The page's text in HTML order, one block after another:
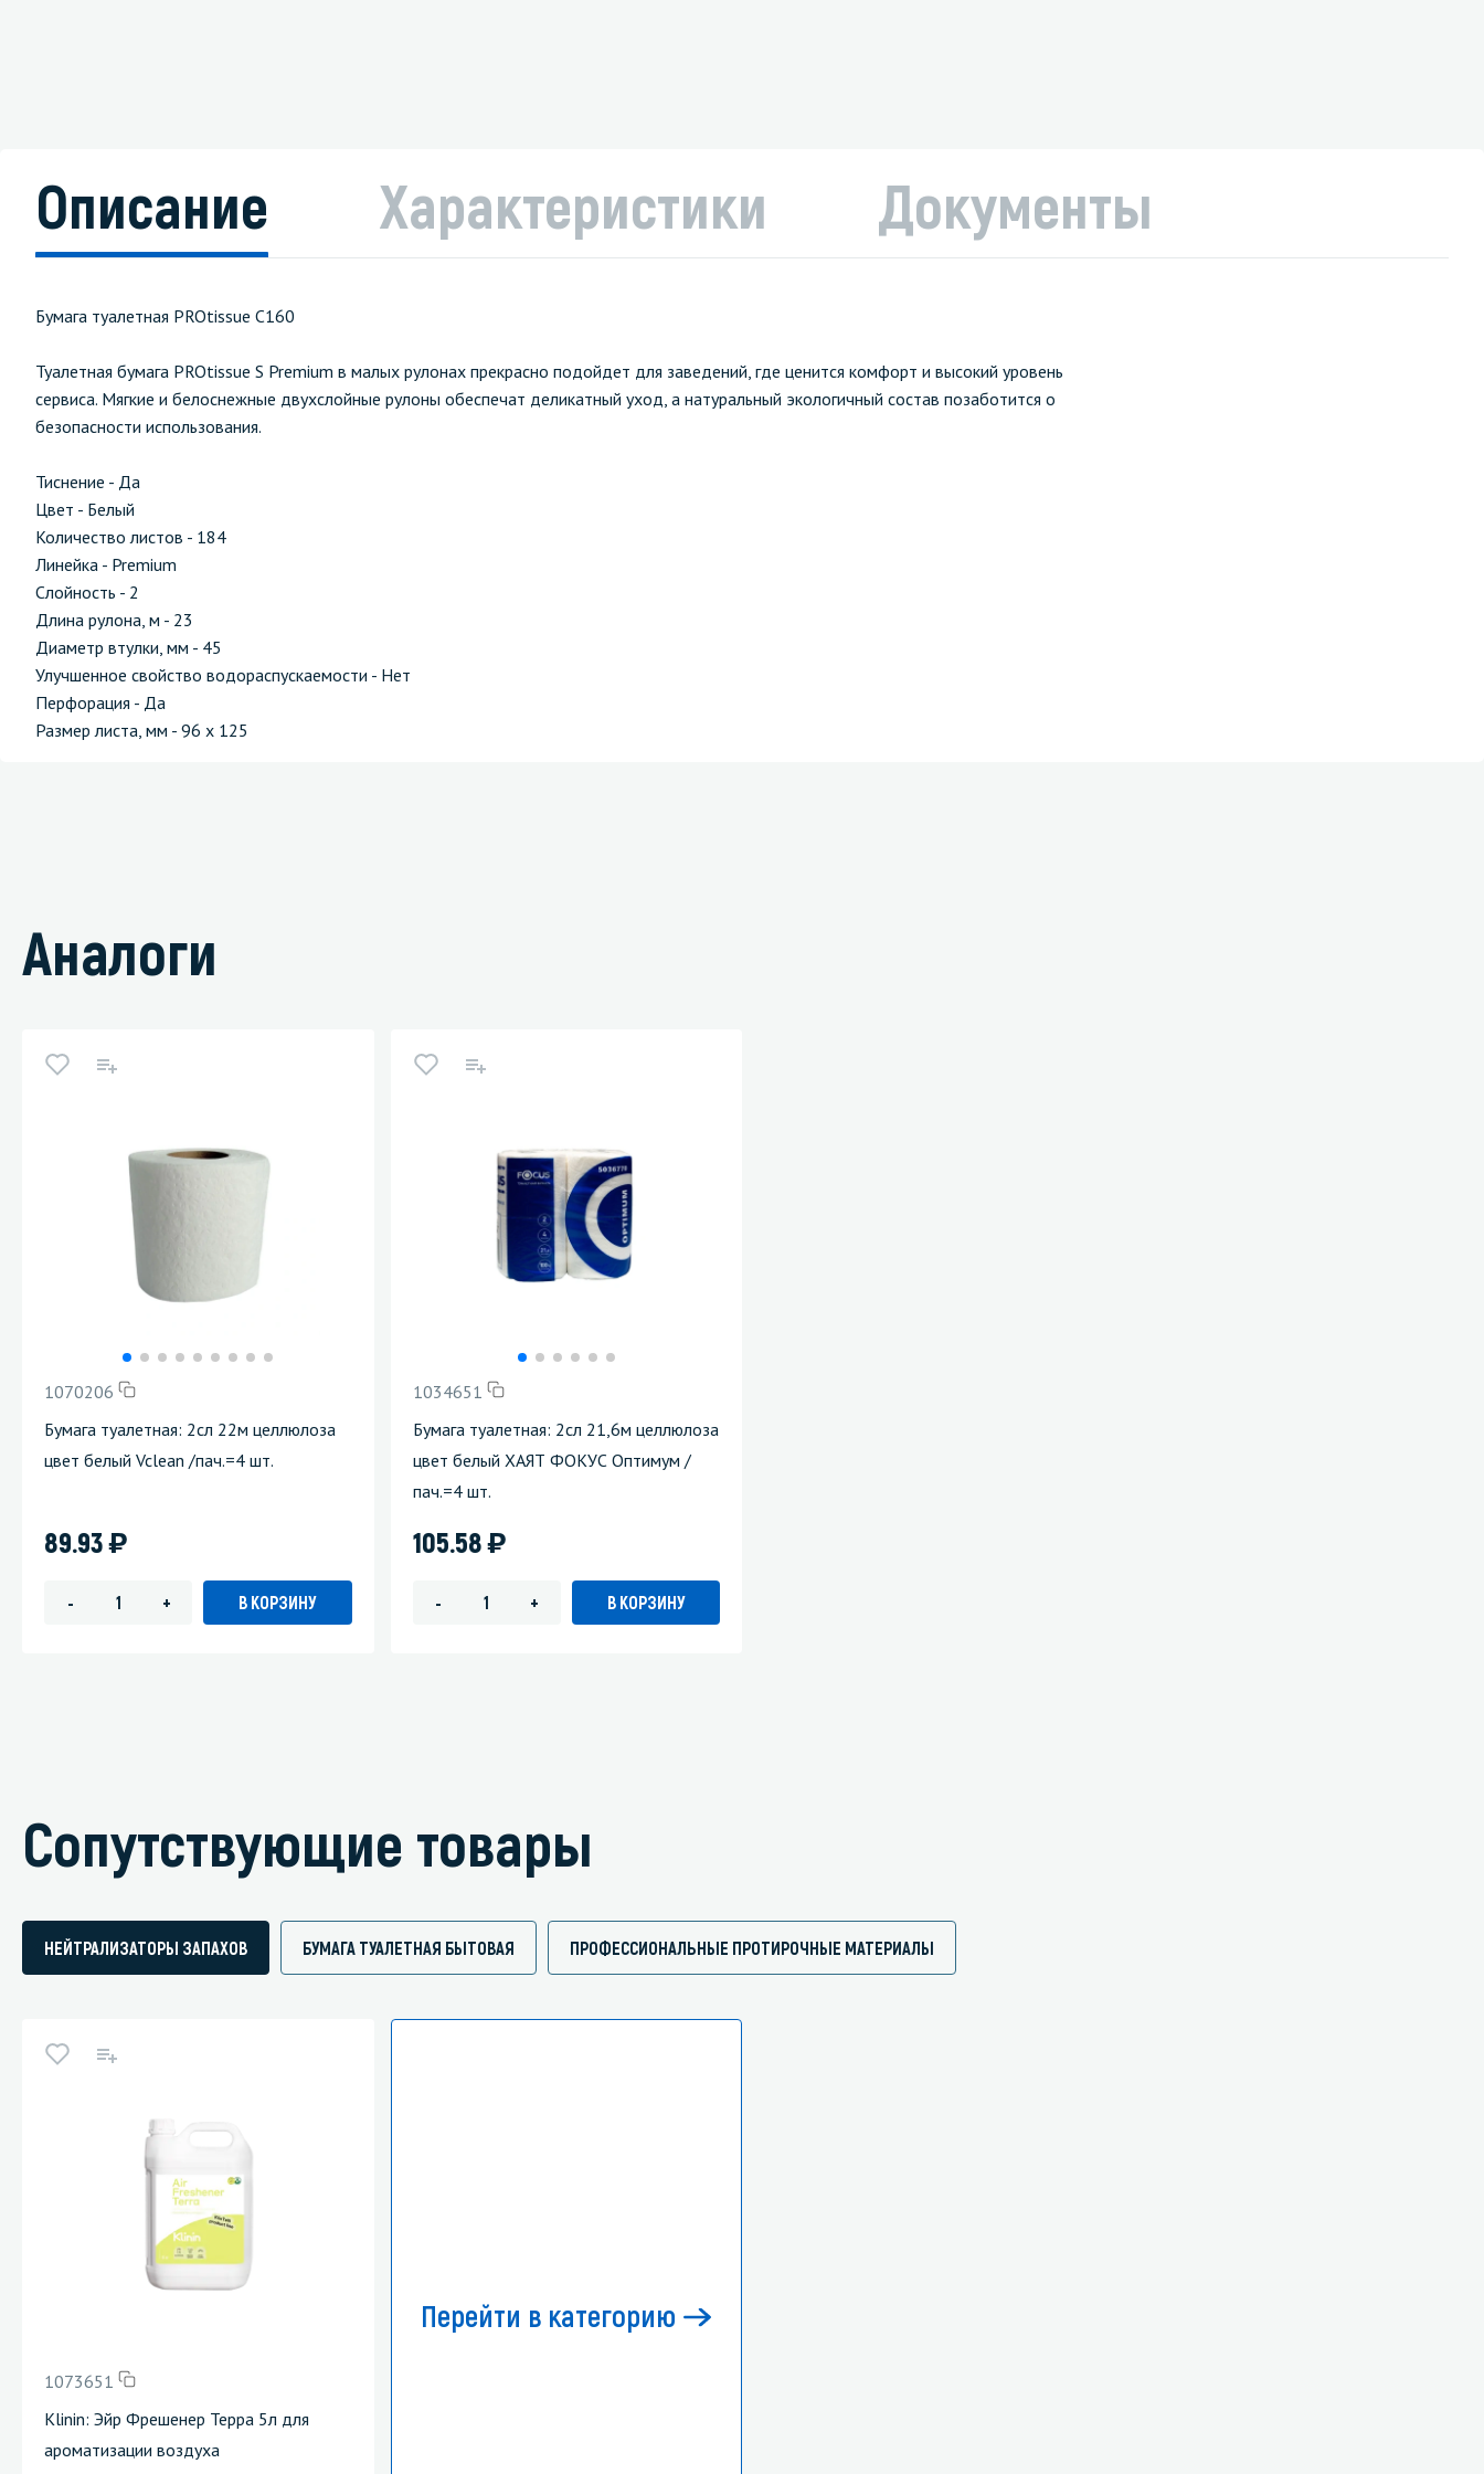
Описание Характеристики Документы
Бумага туалетная PROtissue С160
Туалетная бумага PROtissue S Premium в малых рулонах прекрасно подойдет для заведений, где ценится комфорт и высокий уровень
сервиса. Мягкие и белоснежные двухслойные рулоны обеспечат деликатный уход, а натуральный экологичный состав позаботится о
безопасности использования.
Тиснение - Да
Цвет - Белый
Количество листов - 184
Линейка - Premium
Слойность - 2
Длина рулона, м - 23
Диаметр втулки, мм - 45
Улучшенное свойство водораспускаемости - Нет
Перфорация - Да
Размер листа, мм - 96 x 125
Аналоги
1070206
Бумага туалетная: 2сл 22м целлюлоза
цвет белый Vclean /пач.=4 шт.
89.93)
- + В КОРЗИНУ
1034651
Бумага туалетная: 2сл 21,6м целлюлоза
цвет белый ХАЯТ ФОКУС Оптимум /
пач.=4 шт.
105.58)
- + В КОРЗИНУ
Сопутствующие товары
НЕЙТРАЛИЗАТОРЫ ЗАПАХОВ БУМАГА ТУАЛЕТНАЯ БЫТОВАЯ ПРОФЕССИОНАЛЬНЫЕ ПРОТИРОЧНЫЕ МАТЕРИАЛЫ
1073651
Klinin: Эйр Фрешенер Терра 5л для
ароматизации воздуха
Перейти в категорию